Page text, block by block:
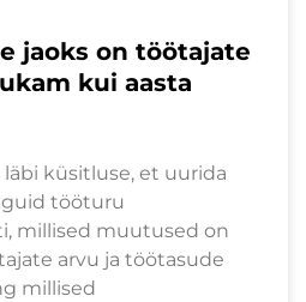
jaoks on töötajate
kui aasta
läbi küsitluse, et uurida
tööturu
millised muutused on
arvu ja töötasude
millised